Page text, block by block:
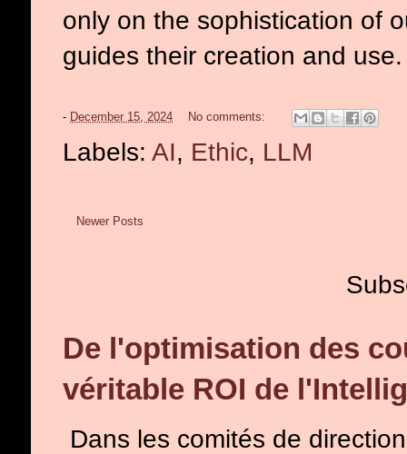
only on the sophistication of
guides their creation and use.
- December 15, 2024 No comments:
Labels: AI, Ethic, LLM
Newer Posts
De l'optimisation des
véritable ROI de
Dans les comités de